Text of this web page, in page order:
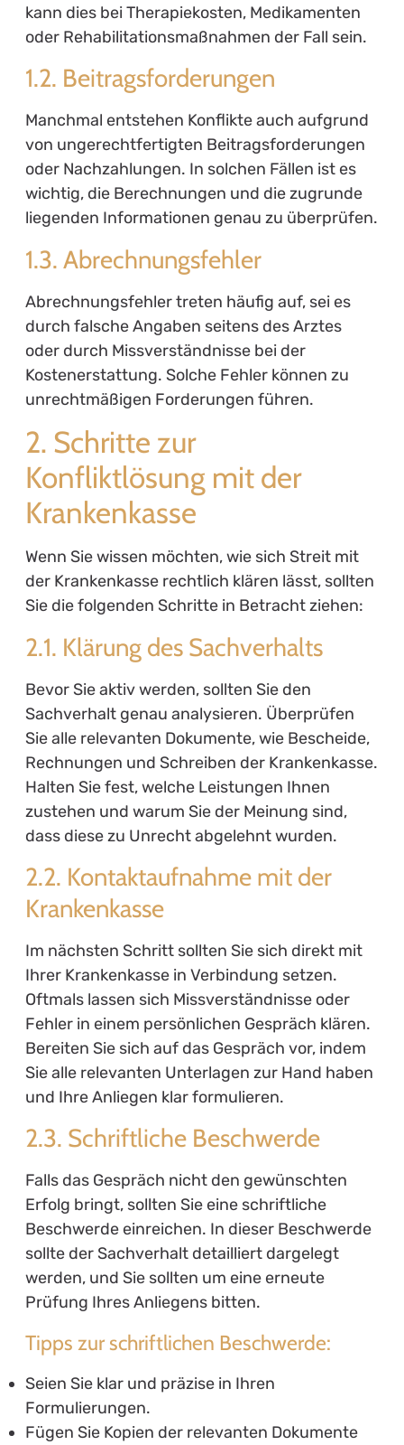
kann dies bei Therapiekosten, Medikamenten
oder Rehabilitationsmaßnahmen der Fall sein.
1.2. Beitragsforderungen
Manchmal entstehen Konflikte auch aufgrund
von ungerechtfertigten Beitragsforderungen
oder Nachzahlungen. In solchen Fällen ist es
wichtig, die Berechnungen und die zugrunde
liegenden Informationen genau zu überprüfen.
1.3. Abrechnungsfehler
Abrechnungsfehler treten häufig auf, sei es
durch falsche Angaben seitens des Arztes
oder durch Missverständnisse bei der
Kostenerstattung. Solche Fehler können zu
unrechtmäßigen Forderungen führen.
2. Schritte zur
Konfliktlösung mit der
Krankenkasse
Wenn Sie wissen möchten, wie sich Streit mit
der Krankenkasse rechtlich klären lässt, sollten
Sie die folgenden Schritte in Betracht ziehen:
2.1. Klärung des Sachverhalts
Bevor Sie aktiv werden, sollten Sie den
Sachverhalt genau analysieren. Überprüfen
Sie alle relevanten Dokumente, wie Bescheide,
Rechnungen und Schreiben der Krankenkasse.
Halten Sie fest, welche Leistungen Ihnen
zustehen und warum Sie der Meinung sind,
dass diese zu Unrecht abgelehnt wurden.
2.2. Kontaktaufnahme mit der
Krankenkasse
Im nächsten Schritt sollten Sie sich direkt mit
Ihrer Krankenkasse in Verbindung setzen.
Oftmals lassen sich Missverständnisse oder
Fehler in einem persönlichen Gespräch klären.
Bereiten Sie sich auf das Gespräch vor, indem
Sie alle relevanten Unterlagen zur Hand haben
und Ihre Anliegen klar formulieren.
2.3. Schriftliche Beschwerde
Falls das Gespräch nicht den gewünschten
Erfolg bringt, sollten Sie eine schriftliche
Beschwerde einreichen. In dieser Beschwerde
sollte der Sachverhalt detailliert dargelegt
werden, und Sie sollten um eine erneute
Prüfung Ihres Anliegens bitten.
Tipps zur schriftlichen Beschwerde:
Seien Sie klar und präzise in Ihren
Formulierungen.
Fügen Sie Kopien der relevanten Dokumente